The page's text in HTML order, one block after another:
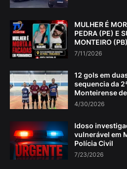
MULHER É
PEDRA (PE) E
MONTEIRO (PB)
7/11/2026
12 gols em
sequencia da
Monteirense
4/30/2026
Idoso
vulnerável em
Polícia Civil
7/23/2026